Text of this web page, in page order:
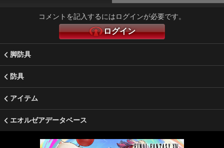
コメントを記入するにはログインが必要です。
ログイン
脚防具
防具
アイテム
エオルゼアデータベース